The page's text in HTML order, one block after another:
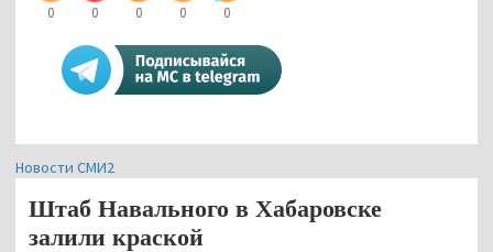
0 0 0 0 0
Новости СМИ2
Штаб Навального в Хабаровске
залили краской